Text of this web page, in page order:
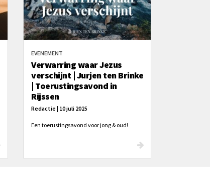
EVENEMENT
Verwarring waar Jezus
verschijnt | Jurjen ten Brinke
| Toerustingsavond in
Rijssen
Redactie | 10 juli 2025
Een toerustingsavond voor jong & oud!